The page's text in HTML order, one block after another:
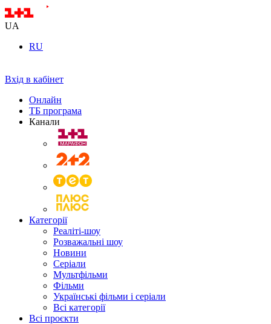
UA
RU
Вхід в кабінет
Онлайн
ТБ програма
Канали
Категорії
Реаліті-шоу
Розважальні шоу
Новини
Серіали
Мультфільми
Фільми
Українські фільми і серіали
Всі категорії
Всі проєкти